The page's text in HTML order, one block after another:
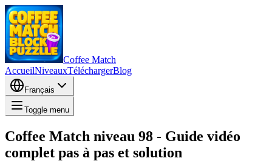
Coffee Match
AccueilNiveauxTéléchargerBlog
Français
Toggle menu
Coffee Match niveau 98 - Guide vidéo
complet pas à pas et solution